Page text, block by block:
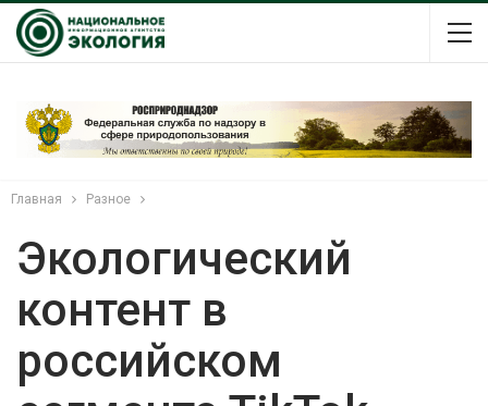
Главная Разное
Экологический
контент в
российском